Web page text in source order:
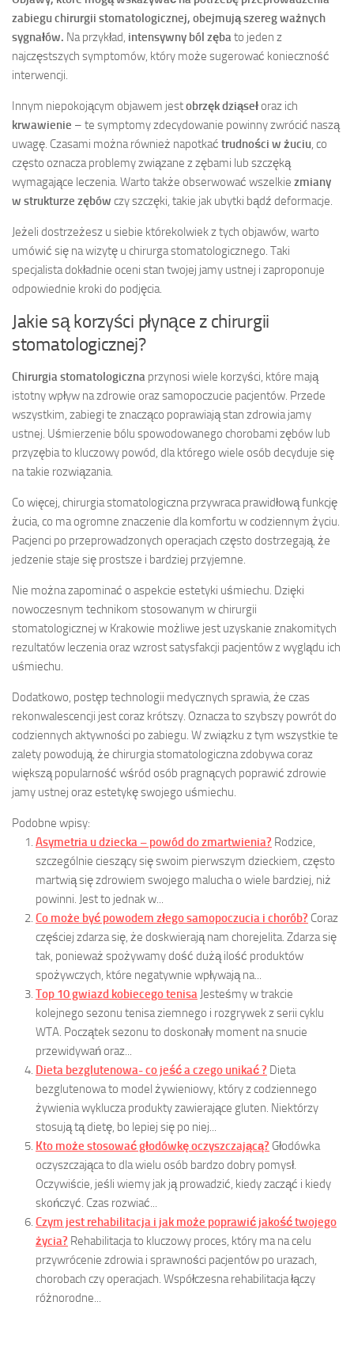
zabiegu chirurgii stomatologicznej, obejmują szereg ważnych
sygnałów. Na przykład, intensywny ból zębato jeden z
najczęstszych symptomów, który może sugerować konieczność
interwencji.
Innym niepokojącym objawem jestobrzęk dziąsełoraz ich
krwawienie – te symptomy zdecydowanie powinny zwrócić naszą
uwagę. Czasami można również napotkać trudności w żuciu, co
często oznacza problemy związane z zębami lub szczęką
wymagające leczenia. Warto także obserwować wszelkie zmiany
w strukturze zębów czy szczęki, takie jak ubytki bądź deformacje.
Jeżeli dostrzeżesz u siebie którekolwiek z tych objawów, warto
umówić się na wizytę u chirurga stomatologicznego. Taki
specjalista dokładnie oceni stan twojej jamy ustnej i zaproponuje
odpowiednie kroki do podjęcia.
Jakie są korzyści płynące z chirurgii
stomatologicznej?
Chirurgia stomatologiczna przynosi wiele korzyści, które mają
istotny wpływ na zdrowie oraz samopoczucie pacjentów. Przede
wszystkim, zabiegi te znacząco poprawiają stan zdrowia jamy
ustnej. Uśmierzenie bólu spowodowanego chorobami zębów lub
przyzębia to kluczowy powód, dla którego wiele osób decyduje się
na takie rozwiązania.
Co więcej, chirurgia stomatologiczna przywraca prawidłową funkcję
żucia, co ma ogromne znaczenie dla komfortu w codziennym życiu.
Pacjenci po przeprowadzonych operacjach często dostrzegają, że
jedzenie staje się prostsze i bardziej przyjemne.
Nie można zapominać o aspekcie estetyki uśmiechu. Dzięki
nowoczesnym technikom stosowanym w chirurgii
stomatologicznej w Krakowie możliwe jest uzyskanie znakomitych
rezultatów leczenia oraz wzrost satysfakcji pacjentów z wyglądu ich
uśmiechu.
Dodatkowo, postęp technologii medycznych sprawia, że czas
rekonwalescencji jest coraz krótszy. Oznacza to szybszy powrót do
codziennych aktywności po zabiegu. W związku z tym wszystkie te
zalety powodują, że chirurgia stomatologiczna zdobywa coraz
większą popularność wśród osób pragnących poprawić zdrowie
jamy ustnej oraz estetykę swojego uśmiechu.
Podobne wpisy:
Asymetria u dziecka – powód do zmartwienia? Rodzice,
szczególnie cieszący się swoim pierwszym dzieckiem, często
martwią się zdrowiem swojego malucha o wiele bardziej, niż
powinni. Jest to jednak w...
Co może być powodem złego samopoczucia i chorób? Coraz
częściej zdarza się, że doskwierają nam chorejelita. Zdarza się
tak, ponieważ spożywamy dość dużą ilość produktów
spożywczych, które negatywnie wpływają na...
Top 10 gwiazd kobiecego tenisa Jesteśmy w trakcie
kolejnego sezonu tenisa ziemnego i rozgrywek z serii cyklu
WTA. Początek sezonu to doskonały moment na snucie
przewidywań oraz...
Dieta bezglutenowa- co jeść a czego unikać ? Dieta
bezglutenowa to model żywieniowy, który z codziennego
żywienia wyklucza produkty zawierające gluten. Niektórzy
stosują tą dietę, bo lepiej się po niej...
Kto może stosować głodówkę oczyszczającą? Głodówka
oczyszczająca to dla wielu osób bardzo dobry pomysł.
Oczywiście, jeśli wiemy jak ją prowadzić, kiedy zacząć i kiedy
skończyć. Czas rozwiać...
Czym jest rehabilitacja i jak może poprawić jakość twojego
życia? Rehabilitacja to kluczowy proces, który ma na celu
przywrócenie zdrowia i sprawności pacjentów po urazach,
chorobach czy operacjach. Współczesna rehabilitacja łączy
różnorodne...